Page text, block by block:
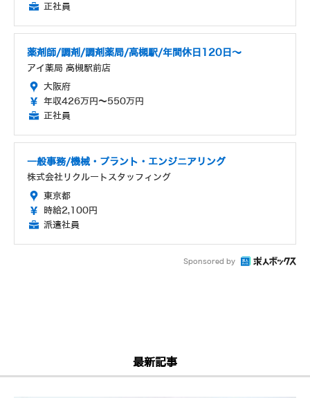
正社員
薬剤師/調剤/調剤薬局/高槻駅/年間休日120日～
アイ薬局 高槻駅前店
大阪府
年収426万円～550万円
正社員
一般事務/機械・プラント・エンジニアリング
株式会社リクルートスタッフィング
東京都
時給2,100円
派遣社員
Sponsored by
最新記事